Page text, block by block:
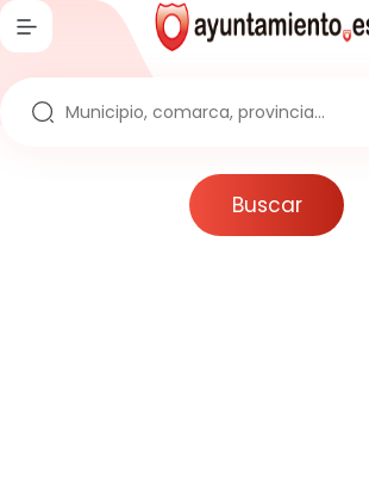
Inicio
Ayuntamientos
Buscar